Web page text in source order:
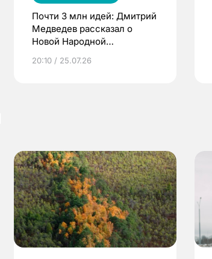
Почти 3 млн идей: Дмитрий
Медведев рассказал о
Новой Народной
20:10 / 25.07.26